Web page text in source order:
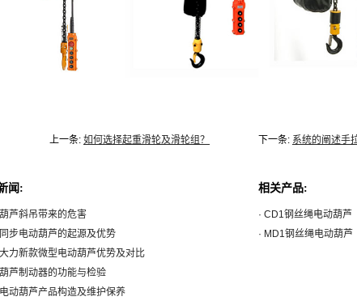
上一条: 如何选择起重滑轮及滑轮组？ 下一条: 系统的阐述手
闻:
芦斜吊带来的危害
步电动葫芦的起源及优势
力新款微型电动葫芦优势及对比
芦制动器的功能与检验
动葫芦产品构造及维护保养
相关产品:
· CD1钢丝绳电动葫芦
· MD1钢丝绳电动葫芦